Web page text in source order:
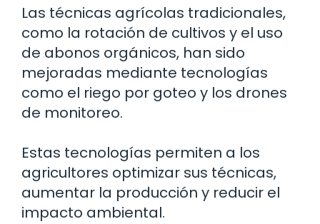
Las técnicas agrícolas tradicionales,
como la rotación de cultivos y el uso
de abonos orgánicos, han sido
mejoradas mediante tecnologías
como el riego por goteo y los drones
de monitoreo.
Estas tecnologías permiten a los
agricultores optimizar sus técnicas,
aumentar la producción y reducir el
impacto ambiental.